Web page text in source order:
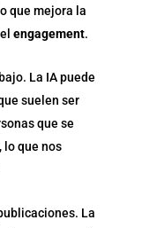
que mejora la
engagement.
La IA puede
suelen ser
que se
lo que nos
La